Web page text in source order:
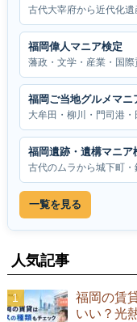
古代大宰府から近代化遺
福岡偉人マニア検定
藩政・文学・産業・国際
福岡ご当地グルメマニ
大牟田・柳川・門司港
福岡遺跡・遺構マニア
古代のムラから城下町
一覧を見る
人気記事
福岡の賃
いい？光